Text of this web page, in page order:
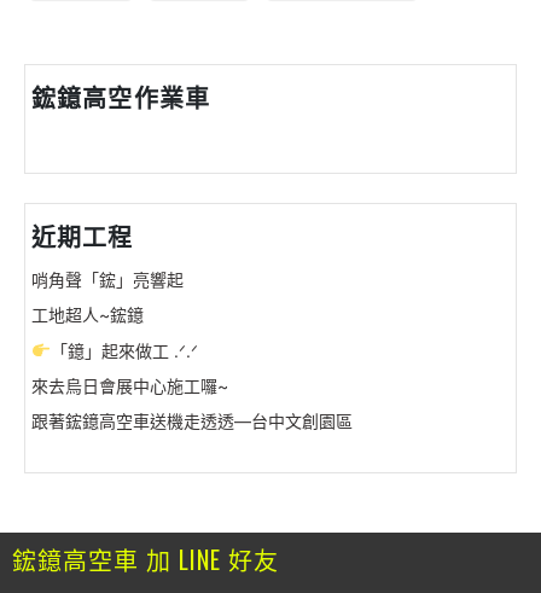
鋐鐿高空作業車
近期工程
哨角聲「鋐」亮響起
工地超人~鋐鐿
「鐿」起來做工 .ᐟ.ᐟ
來去烏日會展中心施工囉~
跟著鋐鐿高空車送機走透透—台中文創園區
鋐鐿高空車 加 LINE 好友